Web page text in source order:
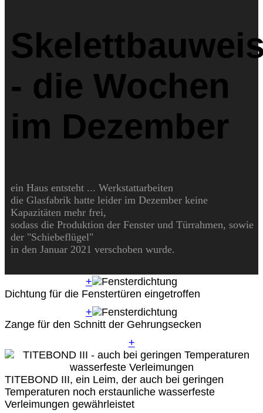
- die Wochen
im Dezember
ein Haus entsteht ... Werkstattarbeiten
die Glasfabrik hatte leider im Dezember keine
Kapazitäten mehr frei,
sodass die Produktion der Fenster und Türrahmen, sowie
der "Schiebeflügel"
in den Januar 2021 verschoben wurde.
+
Dichtung für die Fenstertüren eingetroffen
+
Zange für den Schnitt der Gehrungsecken
+
TITEBOND III, ein Leim, der auch bei geringen
Temperaturen noch erstaunliche wasserfeste
Verleimungen gewährleistet